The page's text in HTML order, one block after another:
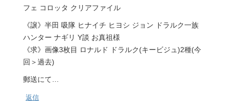
フェ コロッタ クリアファイル
《譲》半田 吸隊 ヒナイチ ヒヨシ ジョン ドラルク一族
ハンター ナギリ Y談 お真祖様
《求》画像3枚目 ロナルド ドラルク(キービジュ)2種(今
回＞過去)
郵送にて…
返信